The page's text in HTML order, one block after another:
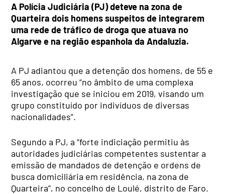
A Polícia Judiciária (PJ) deteve na zona de
Quarteira dois homens suspeitos de integrarem
uma rede de tráfico de droga que atuava no
Algarve e na região espanhola da Andaluzia.
A PJ adiantou que a detenção dos homens, de 55 e
65 anos, ocorreu “no âmbito de uma complexa
investigação que se iniciou em 2019, visando um
grupo constituído por indivíduos de diversas
nacionalidades”.
Segundo a PJ, a “forte indiciação permitiu às
autoridades judiciárias competentes sustentar a
emissão de mandados de detenção e ordens de
busca domiciliária em residência, na zona de
Quarteira”, no concelho de Loulé, distrito de Faro.